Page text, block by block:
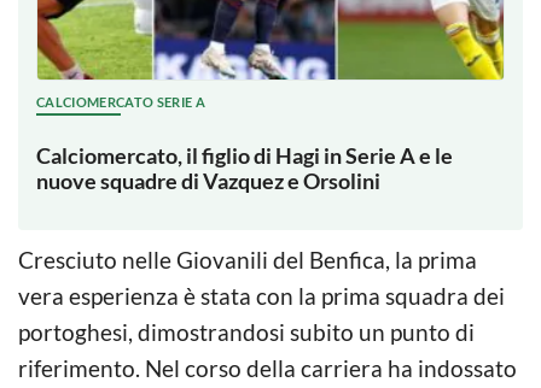
CALCIOMERCATO SERIE A
Calciomercato, il figlio di Hagi in Serie A e le
nuove squadre di Vazquez e Orsolini
Cresciuto nelle Giovanili del Benfica, la prima
vera esperienza è stata con la prima squadra dei
portoghesi, dimostrandosi subito un punto di
riferimento. Nel corso della carriera ha indossato